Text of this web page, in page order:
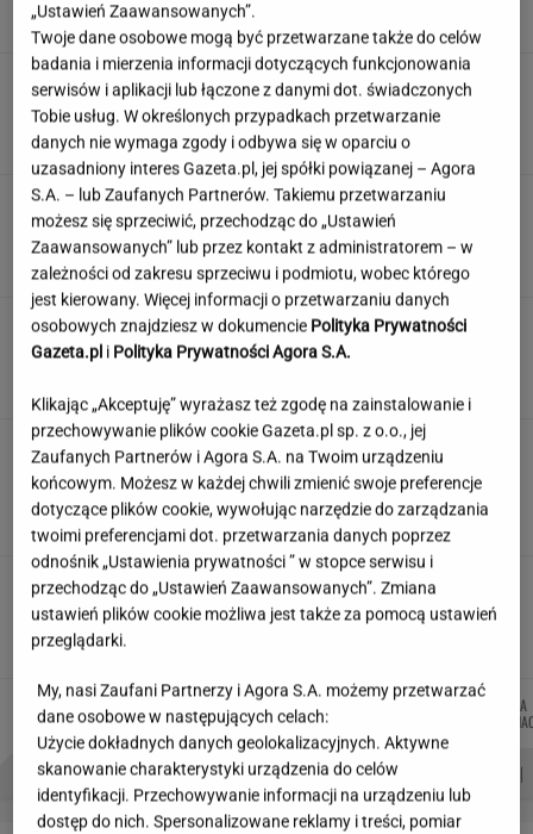
Słowa, których używały nasze prababcie.
Udowodnij, że wiesz o co chodzi
Wieniawa jako jurorka "TzG" to
dobry pomysł? "Będzie musiała być uważna"
To nie droga na skróty. Matka pokazuje, jak
naprawdę wygląda edukacja domowa
Siedem lat gehenny. "Spłacamy
kredyty za mieszkania, w których mieszkają
ludzie dewelopera"
SUBSKRYPCJA
Nowe zdjęcie Johna Goodmana trafiło do
sieci. Aktor schudł 90 kg
Autorzy:
WIATROWSKI-BUJACZ
MARCIN
KOZŁOWSKI
JOANNA
PROBLEMY POLSKICH SIATKARZY ZNAK Z '30' WISŁAWA SZYMBORSKA
„Ustawień Zaawansowanych”.
Twoje dane osobowe mogą być przetwarzane także do celów
badania i mierzenia informacji dotyczących funkcjonowania
serwisów i aplikacji lub łączone z danymi dot. świadczonych
Tobie usług. W określonych przypadkach przetwarzanie
danych nie wymaga zgody i odbywa się w oparciu o
uzasadniony interes Gazeta.pl, jej spółki powiązanej – Agora
S.A. – lub Zaufanych Partnerów. Takiemu przetwarzaniu
możesz się sprzeciwić, przechodząc do „Ustawień
Zaawansowanych” lub przez kontakt z administratorem – w
zależności od zakresu sprzeciwu i podmiotu, wobec którego
jest kierowany. Więcej informacji o przetwarzaniu danych
osobowych znajdziesz w dokumencie Polityka Prywatności
Gazeta.pl i Polityka Prywatności Agora S.A.
Klikając „Akceptuję” wyrażasz też zgodę na zainstalowanie i
przechowywanie plików cookie Gazeta.pl sp. z o.o., jej
Zaufanych Partnerów i Agora S.A. na Twoim urządzeniu
końcowym. Możesz w każdej chwili zmienić swoje preferencje
dotyczące plików cookie, wywołując narzędzie do zarządzania
twoimi preferencjami dot. przetwarzania danych poprzez
odnośnik „Ustawienia prywatności ” w stopce serwisu i
przechodząc do „Ustawień Zaawansowanych”. Zmiana
ustawień plików cookie możliwa jest także za pomocą ustawień
przeglądarki.
My, nasi Zaufani Partnerzy i Agora S.A. możemy przetwarzać
dane osobowe w następujących celach:
Użycie dokładnych danych geolokalizacyjnych. Aktywne
skanowanie charakterystyki urządzenia do celów
identyfikacji. Przechowywanie informacji na urządzeniu lub
dostęp do nich. Spersonalizowane reklamy i treści, pomiar